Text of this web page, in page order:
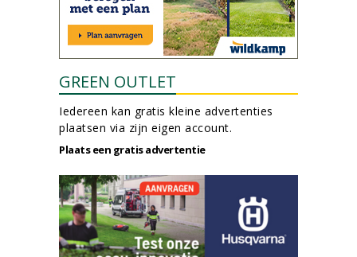
GREEN OUTLET
Iedereen kan gratis kleine advertenties
plaatsen via zijn eigen account.
Plaats een gratis advertentie